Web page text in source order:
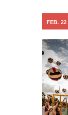
FEB. 22